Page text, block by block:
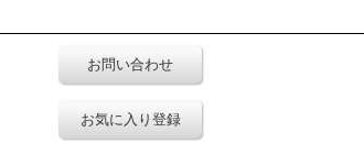
お問い合わせ
お気に入り登録